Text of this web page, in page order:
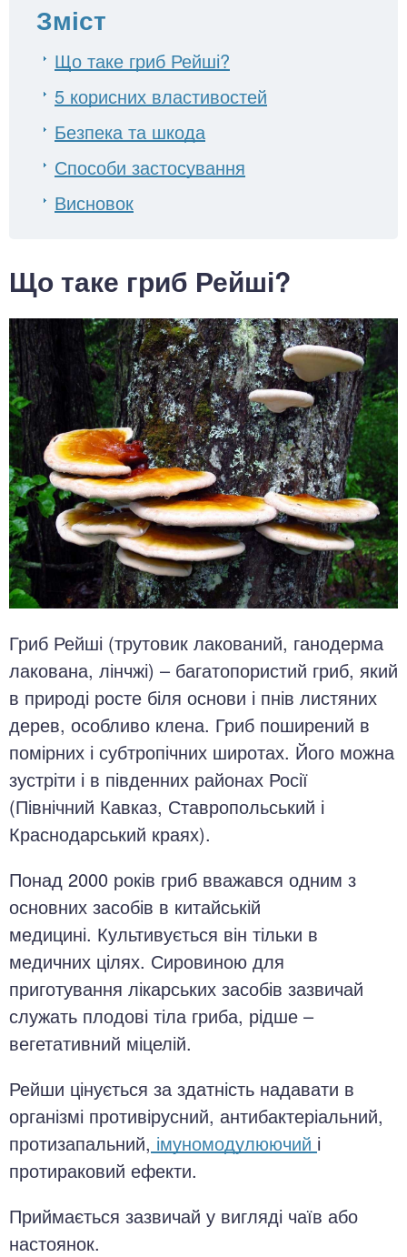
Зміст
Що таке гриб Рейші?
5 корисних властивостей
Безпека та шкода
Способи застосування
Висновок
Що таке гриб Рейші?
Гриб Рейші (трутовик лакований, ганодерма
лакована, лінчжі) – багатопористий гриб, який
в природі росте біля основи і пнів листяних
дерев, особливо клена. Гриб поширений в
помірних і субтропічних широтах. Його можна
зустріти і в південних районах Росії
(Північний Кавказ, Ставропольський і
Краснодарський краях).
Понад 2000 років гриб вважався одним з
основних засобів в китайській
медицині. Культивується він тільки в
медичних цілях. Сировиною для
приготування лікарських засобів зазвичай
служать плодові тіла гриба, рідше –
вегетативний міцелій.
Рейши цінується за здатність надавати в
організмі противірусний, антибактеріальний,
протизапальний, імуномодулюючий і
протираковий ефекти.
Приймається зазвичай у вигляді чаїв або
настоянок.